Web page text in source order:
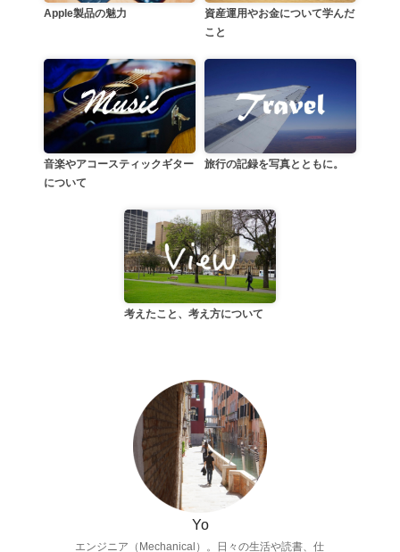
Apple製品の魅力
資産運用やお金について学んだ
こと
音楽やアコースティックギター
について
旅行の記録を写真とともに。
考えたこと、考え方について
Yo
エンジニア（Mechanical）。日々の生活や読書、仕